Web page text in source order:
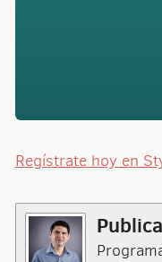
Regístrate hoy en